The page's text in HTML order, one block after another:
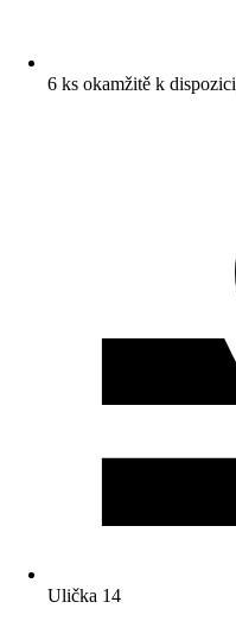
6 ks okamžitě k dispozici
Ulička 14